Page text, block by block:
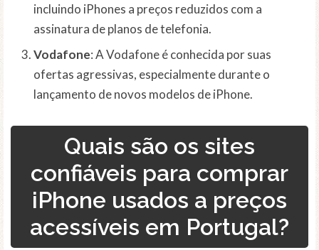
incluindo iPhones a preços reduzidos com a
assinatura de planos de telefonia.
Vodafone: A Vodafone é conhecida por suas
ofertas agressivas, especialmente durante o
lançamento de novos modelos de iPhone.
Quais são os sites
confiáveis para comprar
iPhone usados a preços
acessíveis em Portugal?